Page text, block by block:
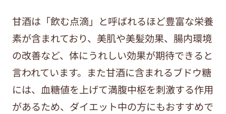
甘酒は「飲む点滴」と呼ばれるほど豊富な栄養
素が含まれており、美肌や美髪効果、腸内環境
の改善など、体にうれしい効果が期待できると
言われています。また甘酒に含まれるブドウ糖
には、血糖値を上げて満腹中枢を刺激する作用
があるため、ダイエット中の方にもおすすめで